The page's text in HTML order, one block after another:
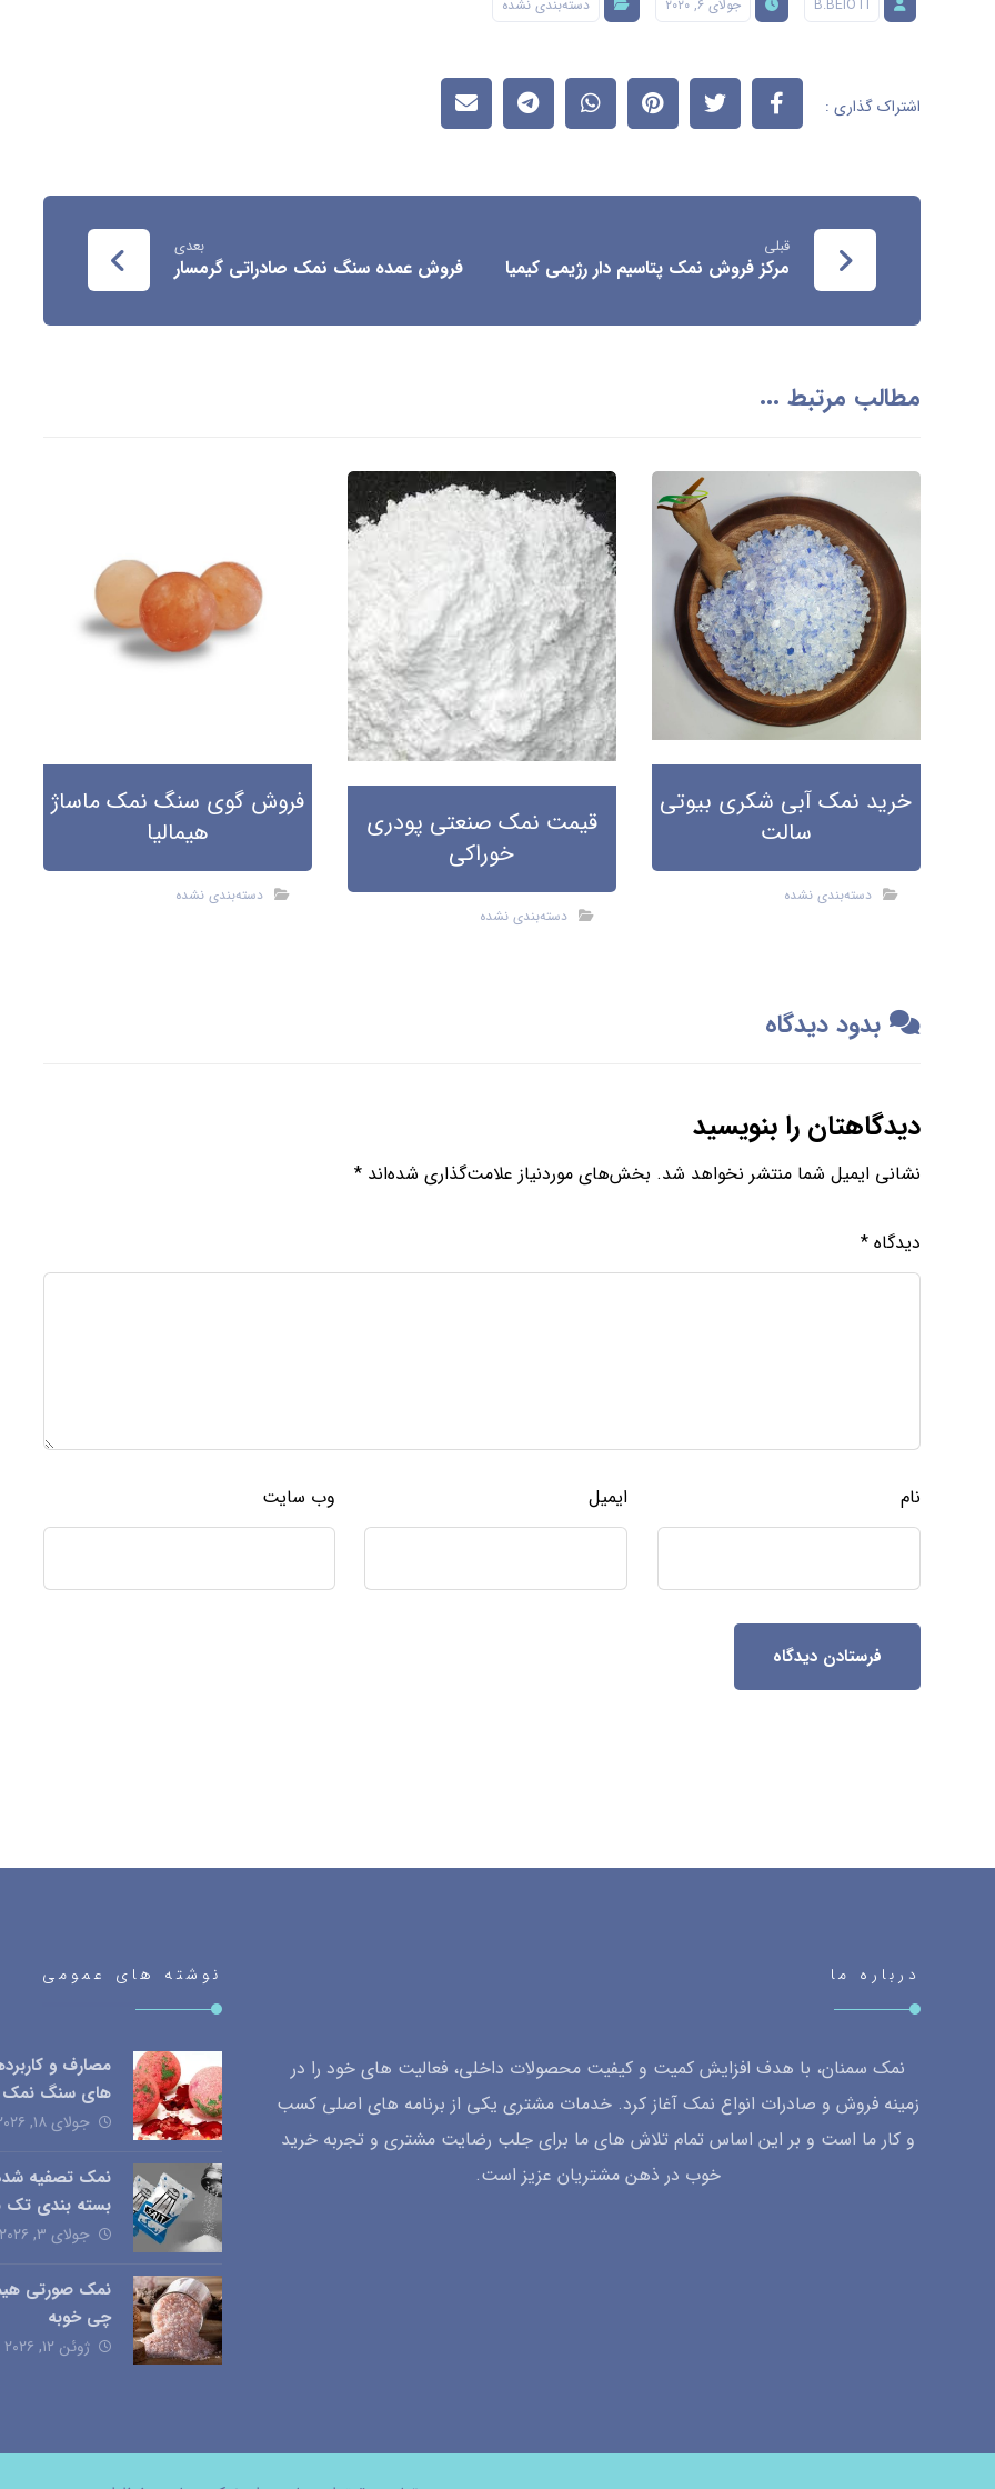
B.BEIOTI جولای ۶, ۲۰۲۰ دسته‌بندی نشده
قبلی
مرکز فروش نمک پتاسیم دار رژیمی کیمیا
بعدی
فروش عمده سنگ نمک صادراتی گرمسار
مطالب مرتبط ...
خرید نمک آبی شکری بیوتی
سالت
دسته‌بندی نشده
قیمت نمک صنعتی پودری
خوراکی
دسته‌بندی نشده
فروش گوی سنگ نمک ماساژ
هیمالیا
دسته‌بندی نشده
بدود دیدگاه
دیدگاهتان را بنویسید
نشانی ایمیل شما منتشر نخواهد شد. بخش‌های موردنیاز علامت‌گذاری شده‌اند*
دیدگاه*
نام ایمیل وب‌ سایت
فرستادن دیدگاه
درباره ما
نمک سمنان، با هدف افزایش کمیت و کیفیت محصولات داخلی، فعالیت های خود را در
زمینه فروش و صادرات انواع نمک آغاز کرد. خدمات مشتری یکی از برنامه های اصلی کسب
و کار ما است و بر این اساس تمام تلاش های ما برای جلب رضایت مشتری و تجربه خرید
خوب در ذهن مشتریان عزیز است.
نوشته های عمومی
مصارف و
های سنگ نمک
جولای ۱۸, ۲۰۲۶
نمک تصفیه
بسته بندی تک
جولای ۳, ۲۰۲۶
نمک صورتی
چی خوبه
ژوئن ۱۲, ۲۰۲۶